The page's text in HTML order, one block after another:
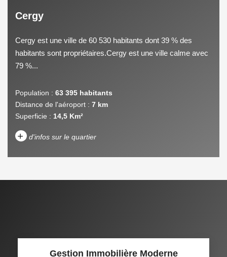
Cergy
Cergy est une ville de 60 530 habitants dont 39 % des
habitants sont propriétaires.Cergy est une ville calme avec
79 %...
Population : 63 395 habitants
Distance de l'aéroport : 7 km
Superficie : 14,5 Km²
+ d'infos sur le quartier
Gestion Immobilière Moderne